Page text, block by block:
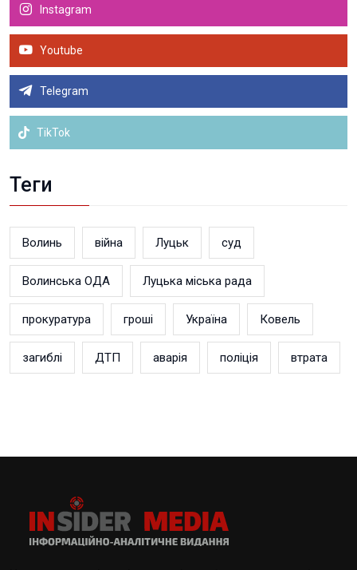
Instagram
Youtube
Telegram
TikTok
Теги
Волинь війна Луцьк суд
Волинська ОДА Луцька міська рада
прокуратура гроші Україна Ковель
загиблі ДТП аварія поліція втрата